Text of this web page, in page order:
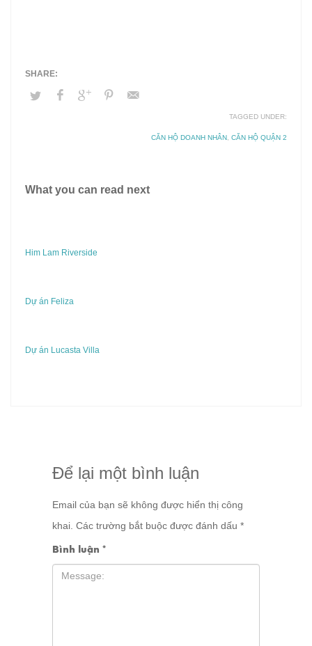
TAGGED UNDER:
CĂN HỘ DOANH NHÂN CĂN HỘ QUẬN 2
What you can read next
Him Lam Riverside
Dự án Feliza
Dự án Lucasta Villa
Để lại một bình luận
Email của bạn sẽ không được hiển thị công
khai. Các trường bắt buộc được đánh dấu *
Bình luận *